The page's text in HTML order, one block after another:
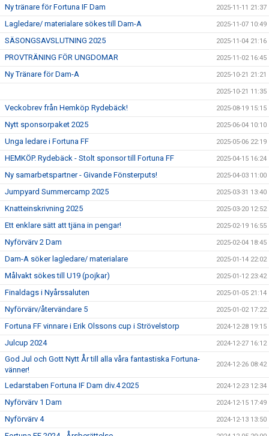
Ny tränare för Fortuna IF Dam 2025-11-11 21:37
Lagledare/ materialare sökes till Dam-A 2025-11-07 10:49
SÄSONGSAVSLUTNING 2025 2025-11-04 21:16
PROVTRÄNING FÖR UNGDOMAR 2025-11-02 16:45
Ny Tränare för Dam-A 2025-10-21 21:21
2025-10-21 11:35
Veckobrev från Hemköp Rydebäck! 2025-08-19 15:15
Nytt sponsorpaket 2025 2025-06-04 10:10
Unga ledare i Fortuna FF 2025-05-06 22:19
HEMKÖP. Rydebäck - Stolt sponsor till Fortuna FF 2025-04-15 16:24
Ny samarbetspartner - Givande Fönsterputs! 2025-04-03 11:00
Jumpyard Summercamp 2025 2025-03-31 13:40
Knatteinskrivning 2025 2025-03-20 12:52
Ett enklare sätt att tjäna in pengar! 2025-02-19 16:55
Nyförvärv 2 Dam 2025-02-04 18:45
Dam-A söker lagledare/ materialare 2025-01-14 22:02
Målvakt sökes till U19 (pojkar) 2025-01-12 23:42
Finaldags i Nyårssaluten 2025-01-05 21:14
Nyförvärv/återvändare 5 2025-01-02 17:22
Fortuna FF vinnare i Erik Olssons cup i Strövelstorp 2024-12-28 19:15
Julcup 2024 2024-12-27 16:12
God Jul och Gott Nytt År till alla våra fantastiska Fortuna-
vänner!
2024-12-26 08:42
Ledarstaben Fortuna IF Dam div.4 2025 2024-12-23 12:34
Nyförvärv 1 Dam 2024-12-15 17:49
Nyförvärv 4 2024-12-13 13:50